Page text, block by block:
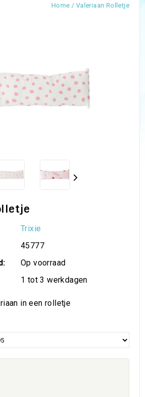
Home / Valeriaan Rolletje
Trixie
45777
Op voorraad
1 tot 3 werkdagen
in een rolletje